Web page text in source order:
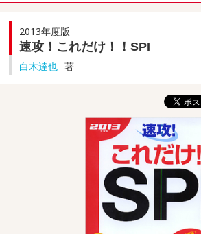
2013年度版
速攻！これだけ！！SPI
白木達也 著